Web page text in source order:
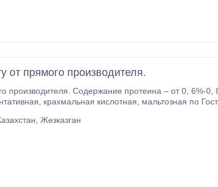
от прямого производителя.
производителя. Содержание протеина – от 0, 6%-0,
Зольность в
Жезказган